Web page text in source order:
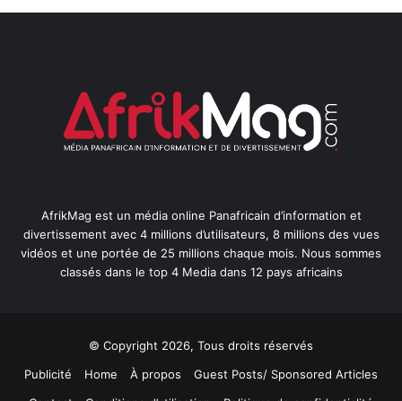
AfrikMag est un média online Panafricain d’information et
divertissement avec 4 millions d’utilisateurs, 8 millions des vues
vidéos et une portée de 25 millions chaque mois. Nous sommes
classés dans le top 4 Media dans 12 pays africains
© Copyright 2026, Tous droits réservés
Publicité
Home À propos
Guest Posts/ Sponsored Articles